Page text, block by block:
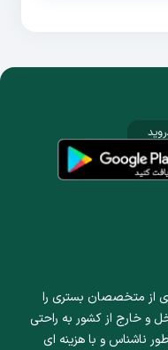
از متخصصان بستری را
و خارج از کشور به راحتی
ناشناس و با هزینه ای